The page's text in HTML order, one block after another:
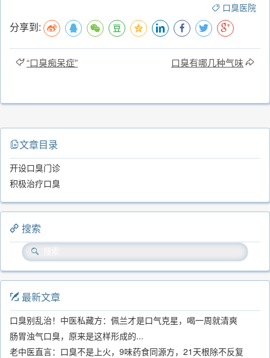
口臭医院
分享到:
“口臭痴呆症” 口臭有哪几种气味
文章目录
开设口臭门诊
积极治疗口臭
搜索
最新文章
口臭别乱治！中医私藏方：佩兰才是口气克星，喝一周就清爽
肠胃浊气口臭，原来是这样形成的...
老中医直言：口臭不是上火，9味药食同源方，21天根除不反复